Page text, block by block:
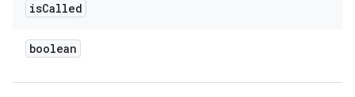
isCalled
boolean